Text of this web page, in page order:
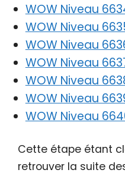
WOW Niveau
WOW Niveau
WOW Niveau
WOW Niveau
WOW Niveau
WOW Niveau
WOW Niveau
Cette étape étant
retrouver la suite